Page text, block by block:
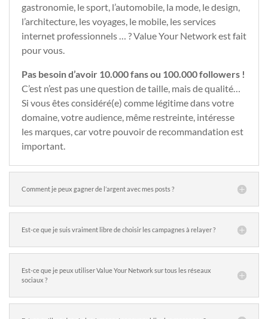
gastronomie, le sport, l’automobile, la mode, le design,
l’architecture, les voyages, le mobile, les services
internet professionnels … ? Value Your Network est fait
pour vous.
Pas besoin d’avoir 10.000 fans ou 100.000 followers !
C’est n’est pas une question de taille, mais de qualité…
Si vous êtes considéré(e) comme légitime dans votre
domaine, votre audience, même restreinte, intéresse
les marques, car votre pouvoir de recommandation est
important.
Comment je peux gagner de l’argent avec mes posts ?
Est-ce que je suis vraiment libre de choisir les campagnes à relayer ?
Est-ce que je peux utiliser Value Your Network sur tous les réseaux
sociaux ?